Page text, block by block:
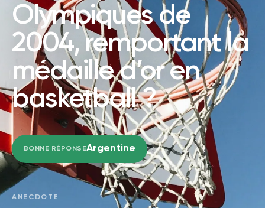
Olympiques de
2004, remportant la
médaille d’or en
basketball ?
BONNE RÉPONSEArgentine
ANECDOTE